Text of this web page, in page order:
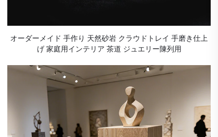
オーダーメイド 手作り 天然砂岩 クラウドトレイ 手磨き仕上
げ 家庭用インテリア 茶道 ジュエリー陳列用